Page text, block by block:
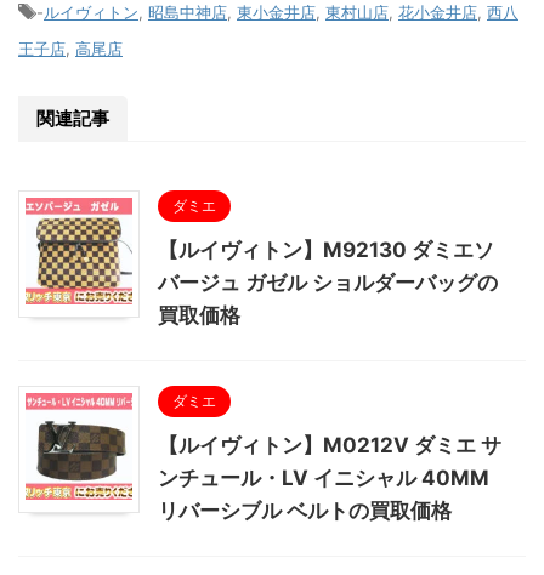
-ルイヴィトン 昭島中神店 東小金井店 東村山店 花小金井店 西八
王子店 高尾店
関連記事
ダミエ
【ルイヴィトン】M92130 ダミエソ
バージュ ガゼル ショルダーバッグの
買取価格
ダミエ
【ルイヴィトン】M0212V ダミエ サ
ンチュール・LV イニシャル 40MM
リバーシブル ベルトの買取価格